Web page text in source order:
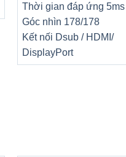
Thời gian đáp ứng 5ms
Góc nhìn 178/178
Kết nối Dsub / HDMI/
DisplayPort